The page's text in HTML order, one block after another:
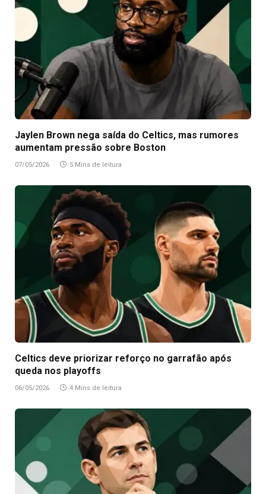
Jaylen Brown nega saída do Celtics, mas rumores
aumentam pressão sobre Boston
07/05/2026 5 Mins de leitura
Celtics deve priorizar reforço no garrafão após
queda nos playoffs
06/05/2026 4 Mins de leitura